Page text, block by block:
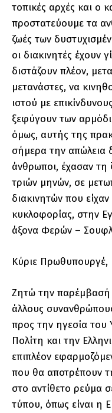
τοπικές αρχές και ο
προστατεύουμε τα
ζωές των
οι διακινητές έχουν
διστάζουν πλέον,
μετανάστες, να
ιστού με
ξεφύγουν των
όμως, αυτής της
σήμερα την απώλεια
άνθρωποι, έχασαν τη
τριών μηνών, σε
διακινητών που
κυκλοφορίας, στην
άξονα Φερών –
Κύριε Πρωθυπουργέ,
Ζητώ την
άλλους
προς την ηγεσία του
Πολίτη και την
επιπλέον
που θα αποτρέπουν
στο αντίθετο ρεύμα
τύπου, όπως είναι η